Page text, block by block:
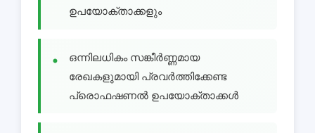
ഉപയോക്താക്കളും
ഒന്നിലധികം സങ്കീർണ്ണമായ
രേഖകളുമായി പ്രവർത്തിക്കേണ്ട
പ്രൊഫഷണൽ ഉപയോക്താക്കൾ